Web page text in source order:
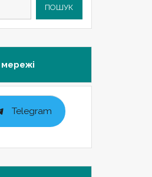
ПОШУК
мережі
Telegram